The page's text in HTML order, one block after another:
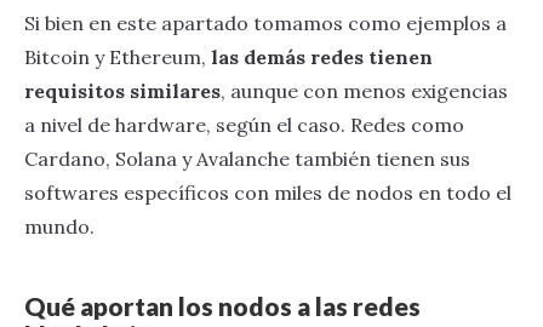
Si bien en este apartado tomamos como ejemplos a
Bitcoin y Ethereum, las demás redes tienen
requisitos similares, aunque con menos exigencias
a nivel de hardware, según el caso. Redes como
Cardano, Solana y Avalanche también tienen sus
softwares específicos con miles de nodos en todo el
mundo.
Qué aportan los nodos a las redes